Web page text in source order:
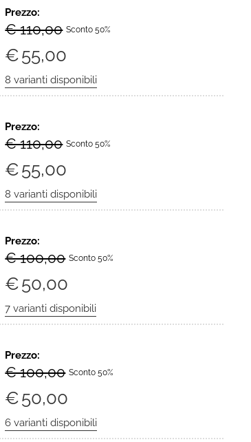
Prezzo:
€ 110,00 Sconto 50%
€55,00
Prezzo:
€ 110,00 Sconto 50%
€55,00
Prezzo:
€ 100,00 Sconto 50%
€50,00
Prezzo:
€ 100,00 Sconto 50%
€50,00